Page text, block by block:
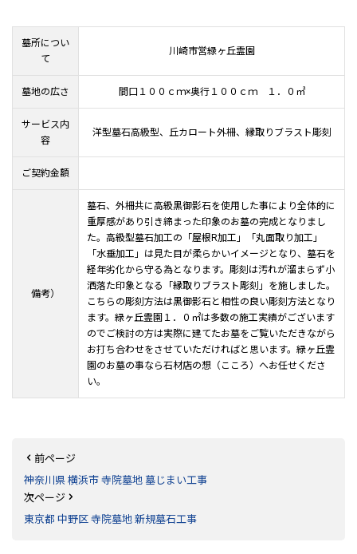
墓所につい
て
川崎市営緑ヶ丘霊園
墓地の広さ 間口１００ｃｍ×奥行１００ｃｍ １．０㎡
サービス内
容
洋型墓石高級型、丘カロート外柵、縁取りブラスト彫刻
ご契約金額
備考）
墓石、外柵共に高級黒御影石を使用した事により全体的に
重厚感があり引き締まった印象のお墓の完成となりまし
た。高級型墓石加工の「屋根R加工」「丸面取り加工」
「水垂加工」は見た目が柔らかいイメージとなり、墓石を
経年劣化から守る為となります。彫刻は汚れが溜まらず小
洒落た印象となる「縁取りブラスト彫刻」を施しました。
こちらの彫刻方法は黒御影石と相性の良い彫刻方法となり
ます。緑ヶ丘霊園１．０㎡は多数の施工実績がございます
のでご検討の方は実際に建てたお墓をご覧いただきながら
お打ち合わせをさせていただければと思います。緑ヶ丘霊
園のお墓の事なら石材店の想（こころ）へお任せくださ
い。
前ページ
神奈川県 横浜市 寺院墓地 墓じまい工事
次ページ
東京都 中野区 寺院墓地 新規墓石工事